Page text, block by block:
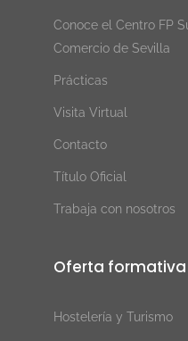
Conoce el Centro FP
Comercio de Sevilla
Prácticas
Visita Virtual
Contacto
Título Oficial
Trabaja con nosotros
Oferta formativa
Hostelería y Turismo